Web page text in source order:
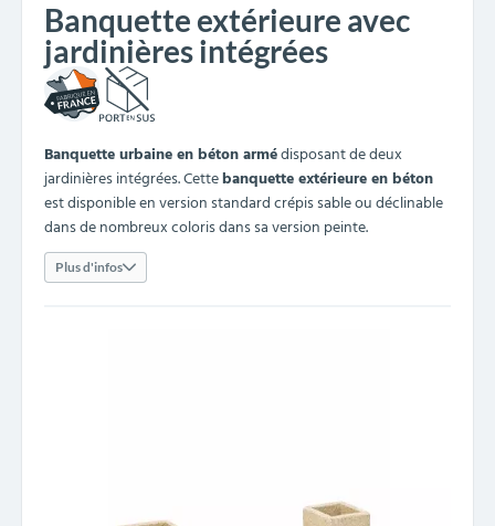
Banquette extérieure avec
jardinières intégrées
Banquette urbaine en béton armédisposant de deux
jardinières intégrées. Cettebanquette extérieure en béton
est disponible en version standard crépis sable ou déclinable
dans de nombreux coloris dans sa version peinte.
Plus d'infos